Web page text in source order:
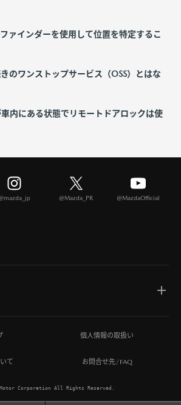
ァインダーを使用して位置を特定するこ
のワンストップサービス（OSS）とはな
内にある状態でリモートドアロックは使
@Mazda_PR @MazdaOfficial
個人情報の取扱い
て お問合せ先/FAQ
Corporation All Rights Reserved.